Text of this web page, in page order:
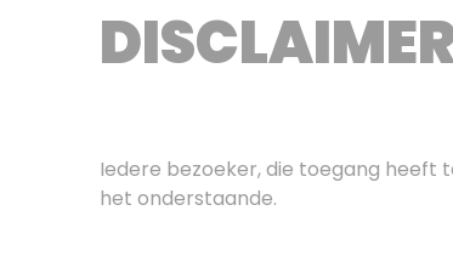
Iedere bezoeker, die toegang heeft
het onderstaande.